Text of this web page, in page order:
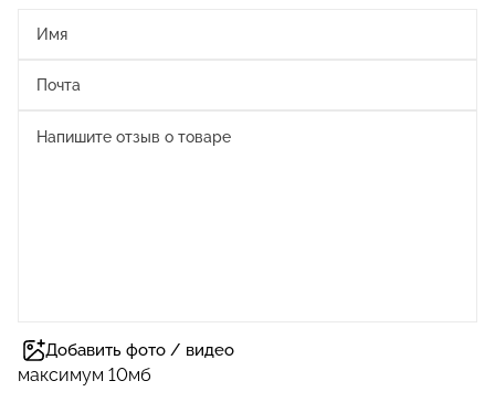
Добавить фото / видео
максимум 10мб